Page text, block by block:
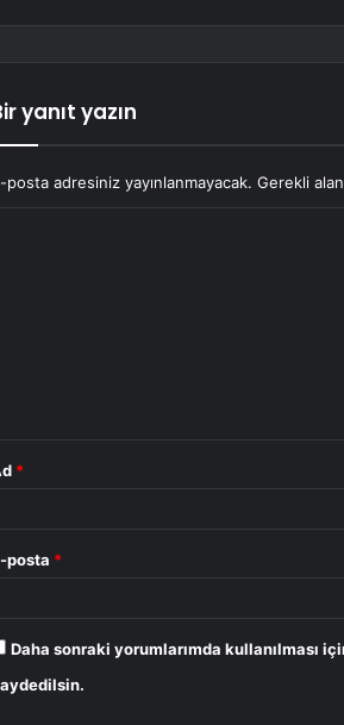
yanıt yazın
posta adresiniz yayınlanmayacak. Gerekli
*
posta *
Daha sonraki yorumlarımda kullanılması